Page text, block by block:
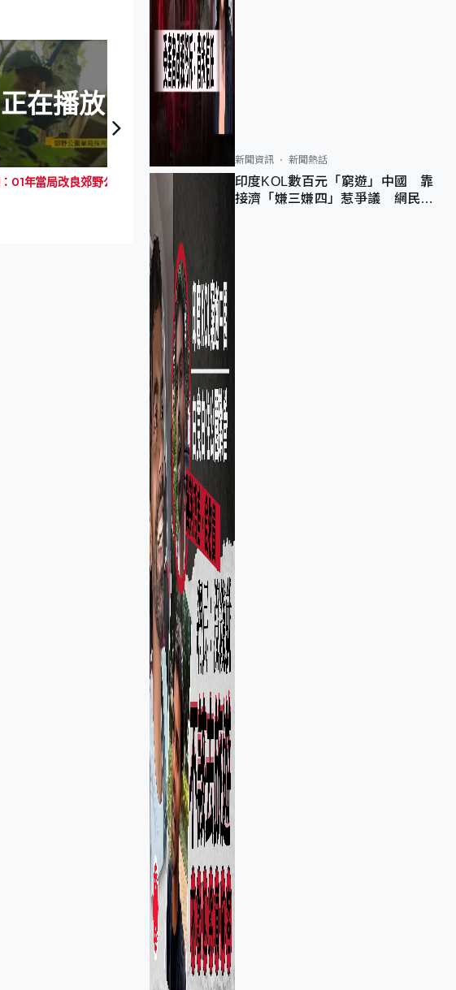
正在播放
美探測車直擊「火衛一」越過火星及太陽間 拍下至今最清晰火星日食過程 日日
新聞資訊 新聞熱話
印度KOL數百元「窮遊」中國 靠
接濟「嫌三嫌四」惹爭議 網民：